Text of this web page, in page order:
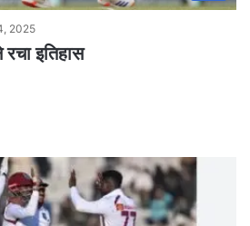
2025
इतिहास